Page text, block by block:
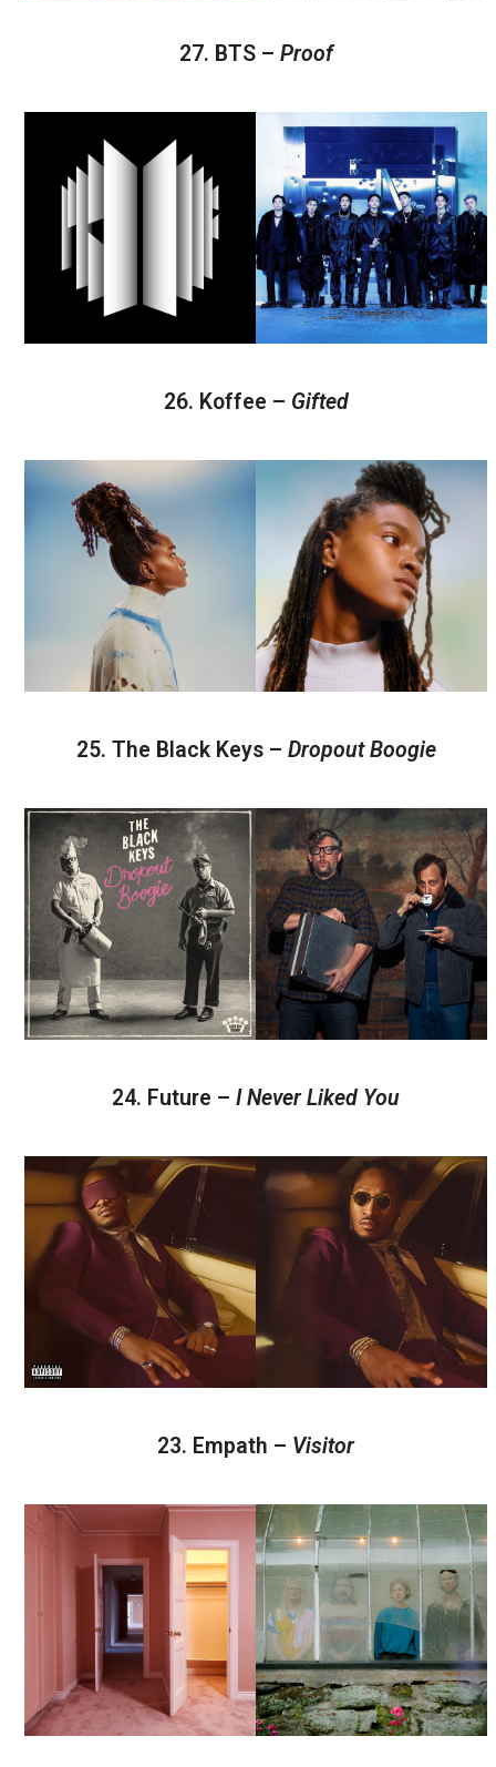
27. BTS – Proof
26. Koffee – Gifted
25. The Black Keys – Dropout Boogie
24. Future –I Never Liked You
23. Empath – Visitor